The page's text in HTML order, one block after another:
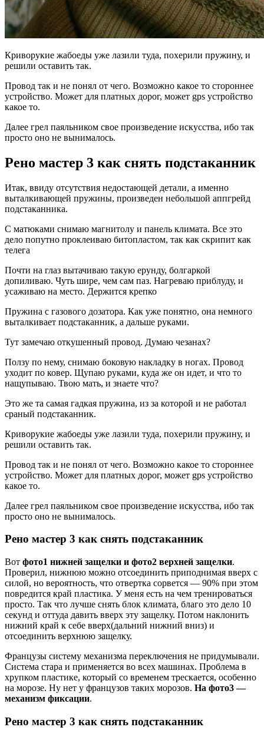
Криворукие жабоеды уже лазили туда, похерили пружину, и
решили оставить так.
Провод так и не понял от чего. Возможно какое то стороннее
устройство. Может для платных дорог, может gps устройство
какое то.
Далее грел паяльником свое произведение искусства, ибо так
просто оно не вынималось.
Рено мастер 3 как снять подстаканник
Итак, ввиду отсутствия недостающей детали, а именно
выталкивающей пружины, произведен небольшой аппгрейд
подстаканника.
С матюками снимаю магнитолу и панель климата. Все это
дело попутно проклеиваю битопластом, так как скрипит как
телега
Почти на глаз вытачиваю такую ерунду, болгаркой
допиливаю. Чуть шире, чем сам паз. Нагреваю приблуду, и
усаживаю на место. Держится крепко
Пружина с газового дозатора. Как уже понятно, она немного
выталкивает подстаканник, а дальше руками.
Тут замечаю откушенный провод. Думаю чезанах?
Ползу по нему, снимаю боковую накладку в ногах. Провод
уходит по ковер. Щупаю руками, куда же он идет, и что то
нащупываю. Твою мать, и знаете что?
Это же та самая гадкая пружина, из за которой и не работал
сраный подстаканник.
Криворукие жабоеды уже лазили туда, похерили пружину, и
решили оставить так.
Провод так и не понял от чего. Возможно какое то стороннее
устройство. Может для платных дорог, может gps устройство
какое то.
Далее грел паяльником свое произведение искусства, ибо так
просто оно не вынималось.
Рено мастер 3 как снять подстаканник
Вот фото1 нижней защелки и фото2 верхней защелки.
Проверил, нижнюю можно отсоединить приподнимая вверх с
силой, но вероятность, что отвертка сорвется — 90% при этом
повредится край пластика. У меня есть на чем тренироваться
просто. Так что лучше снять блок климата, благо это дело 10
секунд и оттуда давить вверх эту защелку. Потом наклонить
нижний край к себе вверх(дальний нижний вниз) и
отсоединить верхнюю защелку.
Французы систему механизма переключения не придумывали.
Система стара и применяется во всех машинах. Проблема в
хрупком пластике, который со временем трескается, особенно
на морозе. Ну нет у французов таких морозов. На фото3 —
механизм фиксации.
Рено мастер 3 как снять подстаканник